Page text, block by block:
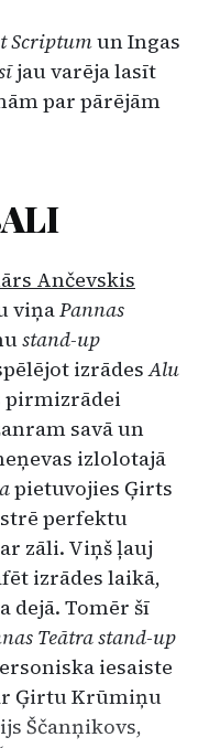
Scriptumun Ingas
jau varēja lasīt
par pārējām
Ančevskis
viņaPannas
stand-up
izrādesAlu
pirmizrādei
savā un
izlolotajā
pietuvojies Ģirts
perfektu
zāli. Viņš ļauj
izrādes laikā,
dejā. Tomēr šī
Teātra stand-up
iesaiste
Ģirtu Krūmiņu
Ščanņikovs,